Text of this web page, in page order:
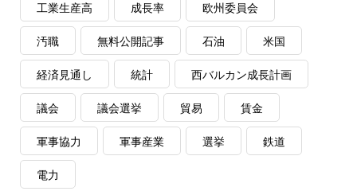
工業生産高 成長率 欧州委員会
汚職 無料公開記事 石油 米国
経済見通し 統計 西バルカン成長計画
議会 議会選挙 貿易 賃金
軍事協力 軍事産業 選挙 鉄道
電力